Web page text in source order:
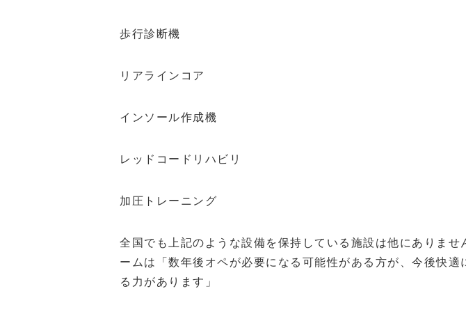
歩行診断機
リアラインコア
インソール作成機
レッドコードリハビリ
加圧トレーニング
全国でも上記のような設備を保持している施設は他にありま
ームは「数年後オペが必要になる可能性がある方が、今後快
る力があります」